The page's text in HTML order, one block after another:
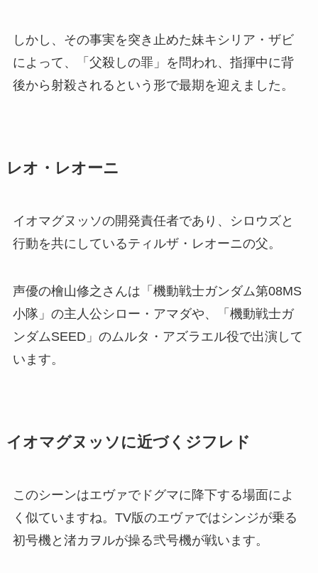
しかし、その事実を突き止めた妹キシリア・ザビ
によって、「父殺しの罪」を問われ、指揮中に背
後から射殺されるという形で最期を迎えました。
レオ・レオーニ
イオマグヌッソの開発責任者であり、シロウズと
行動を共にしているティルザ・レオーニの父。
声優の檜山修之さんは「機動戦士ガンダム第08MS
小隊」の主人公シロー・アマダや、「機動戦士ガ
ンダムSEED」のムルタ・アズラエル役で出演して
います。
イオマグヌッソに近づくジフレド
このシーンはエヴァでドグマに降下する場面によ
く似ていますね。TV版のエヴァではシンジが乗る
初号機と渚カヲルが操る弐号機が戦います。